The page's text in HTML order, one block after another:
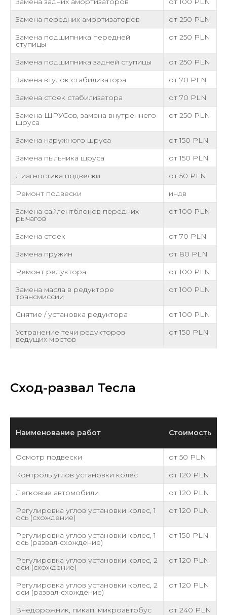
Замена передних амортизаторов
от 250 PLN
Замена подшипника передней
ступицы
от 250 PLN
Замена подшипника задней ступицы
от 250 PLN
Замена втулок стабилизатора
от 70 PLN
Замена стоек стабилизатора
от 70 PLN
Замена ШРУСов, замена внутреннего
шруса
от 250 PLN
Замена наружного шруса
от 150 PLN
Замена пыльника шруса
от 150 PLN
Диагностика подвески
от 50 PLN
Ремонт подвески
индв
Замена сайлентблоков передних
рычагов
от 100 PLN
Замена стоек
от 70 PLN
Замена пружин
от 80 PLN
Ремонт редуктора
от 100 PLN
Замена масла в редукторе
трансмиссии
от 100 PLN
Снятие / установка редуктора
от 100 PLN
Устранение течи редукторов
ведущих мостов
от 150 PLN
Сход-развал Тесла
Наименование работ Cтоимость
Осмотр подвески
от 50 PLN
Контроль углов установки колес
от 120 PLN
Легковые автомобили
от 120 PLN
Регулировка углов установки колес, 1
ось (схождение)
от 120 PLN
Регулировка углов установки колес, 1
ось (развал-схождение)
от 150 PLN
Регулировка углов установки колес, 2
оси (схождение)
от 120 PLN
Регулировка углов установки колес, 2
оси (развал-схождение)
от 120 PLN
Внедорожник, пикап, микроавтобус
от 240 PLN